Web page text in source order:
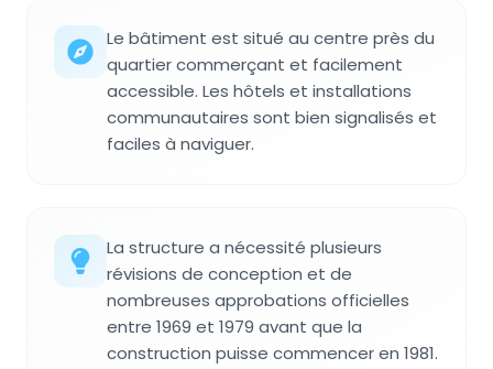
Le bâtiment est situé au centre près du
quartier commerçant et facilement
accessible. Les hôtels et installations
communautaires sont bien signalisés et
faciles à naviguer.
La structure a nécessité plusieurs
révisions de conception et de
nombreuses approbations officielles
entre 1969 et 1979 avant que la
construction puisse commencer en 1981.